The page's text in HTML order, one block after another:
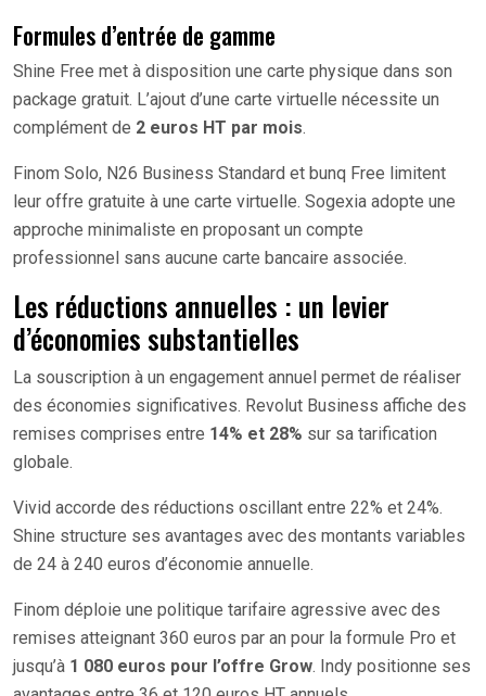
Formules d’entrée de gamme
Shine Free met à disposition une carte physique dans son
package gratuit. L’ajout d’une carte virtuelle nécessite un
complément de 2 euros HT par mois.
Finom Solo, N26 Business Standard et bunq Free limitent
leur offre gratuite à une carte virtuelle. Sogexia adopte une
approche minimaliste en proposant un compte
professionnel sans aucune carte bancaire associée.
Les réductions annuelles : un levier
d’économies substantielles
La souscription à un engagement annuel permet de réaliser
des économies significatives. Revolut Business affiche des
remises comprises entre 14% et 28% sur sa tarification
globale.
Vivid accorde des réductions oscillant entre 22% et 24%.
Shine structure ses avantages avec des montants variables
de 24 à 240 euros d’économie annuelle.
Finom déploie une politique tarifaire agressive avec des
remises atteignant 360 euros par an pour la formule Pro et
jusqu’à 1 080 euros pour l’offre Grow. Indy positionne ses